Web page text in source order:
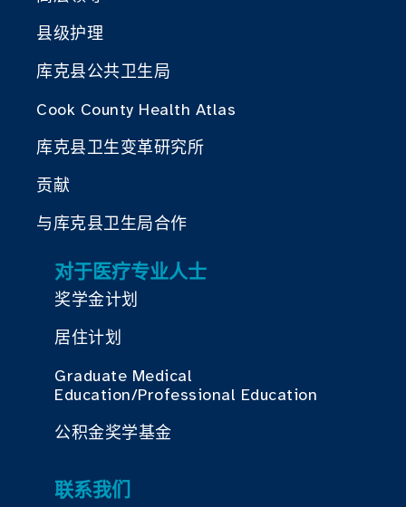
县级护理
库克县公共卫生局
Cook County Health Atlas
库克县卫生变革研究所
贡献
与库克县卫生局合作
对于医疗专业人士
奖学金计划
居住计划
Graduate Medical
Education/Professional Education
公积金奖学基金
联系我们